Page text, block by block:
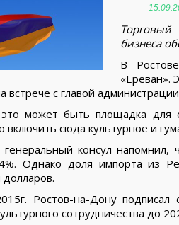
бизнеса
В
«Ереван».
встрече с главой
может быть площадка для
включить сюда культурное и
консул напомнил,
Однако доля импорта из
долларов.
Ростов-на-Дону подписал
сотрудничества до